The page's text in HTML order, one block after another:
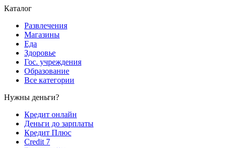
Каталог
Развлечения
Магазины
Еда
Здоровье
Гос. учреждения
Образование
Все категории
Нужны деньги?
Кредит онлайн
Деньги до зарплаты
Кредит Плюс
Credit 7